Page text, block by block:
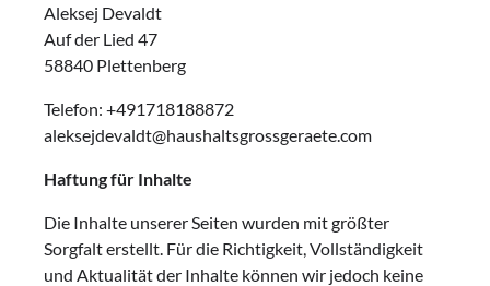
Aleksej Devaldt
Auf der Lied 47
58840 Plettenberg
Telefon: +491718188872
aleksejdevaldt@haushaltsgrossgeraete.com
Haftung für Inhalte
Die Inhalte unserer Seiten wurden mit größter
Sorgfalt erstellt. Für die Richtigkeit, Vollständigkeit
und Aktualität der Inhalte können wir jedoch keine